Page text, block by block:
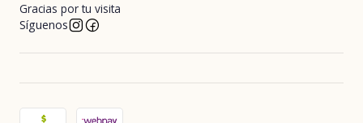
Gracias por tu visita
Síguenos